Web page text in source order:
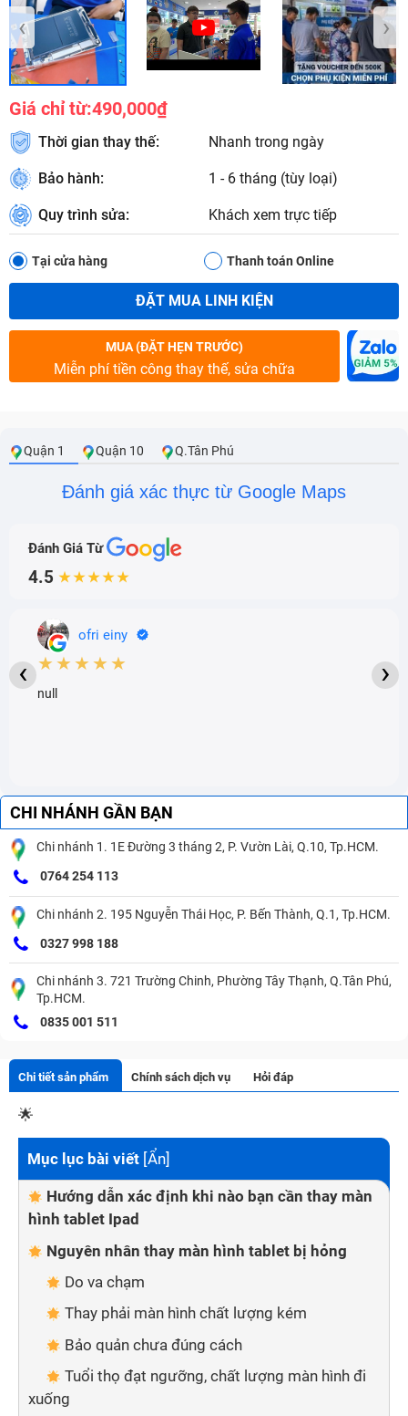
‹ ›
Giá chỉ từ:490,000₫
Thời gian thay thế: Nhanh trong ngày
Bảo hành: 1 - 6 tháng (tùy loại)
Quy trình sửa: Khách xem trực tiếp
Tại cửa hàng Thanh toán Online
ĐẶT MUA LINH KIỆN
MUA (ĐẶT HẸN TRƯỚC)
Miễn phí tiền công thay thế, sửa chữa
Quận 1 Quận 10 Q.Tân Phú
Đánh giá xác thực từ Google Maps
Đánh Giá Từ
4.5 ★★★★★
ofri einy
★★★★★
null
‹ ›
CHI NHÁNH GẦN BẠN
Chi nhánh 1. 1E Đường 3 tháng 2, P. Vườn Lài, Q.10, Tp.HCM.
0764 254 113
Chi nhánh 2. 195 Nguyễn Thái Học, P. Bến Thành, Q.1, Tp.HCM.
0327 998 188
Chi nhánh 3. 721 Trường Chinh, Phường Tây Thạnh, Q.Tân Phú,
Tp.HCM.
0835 001 511
Chi tiết sản phẩm Chính sách dịch vụ Hỏi đáp
🌟
Mục lục bài viết [Ẩn]
Hướng dẫn xác định khi nào bạn cần thay màn
hình tablet Ipad
Nguyên nhân thay màn hình tablet bị hỏng
Do va chạm
Thay phải màn hình chất lượng kém
Bảo quản chưa đúng cách
Tuổi thọ đạt ngưỡng, chất lượng màn hình đi
xuống